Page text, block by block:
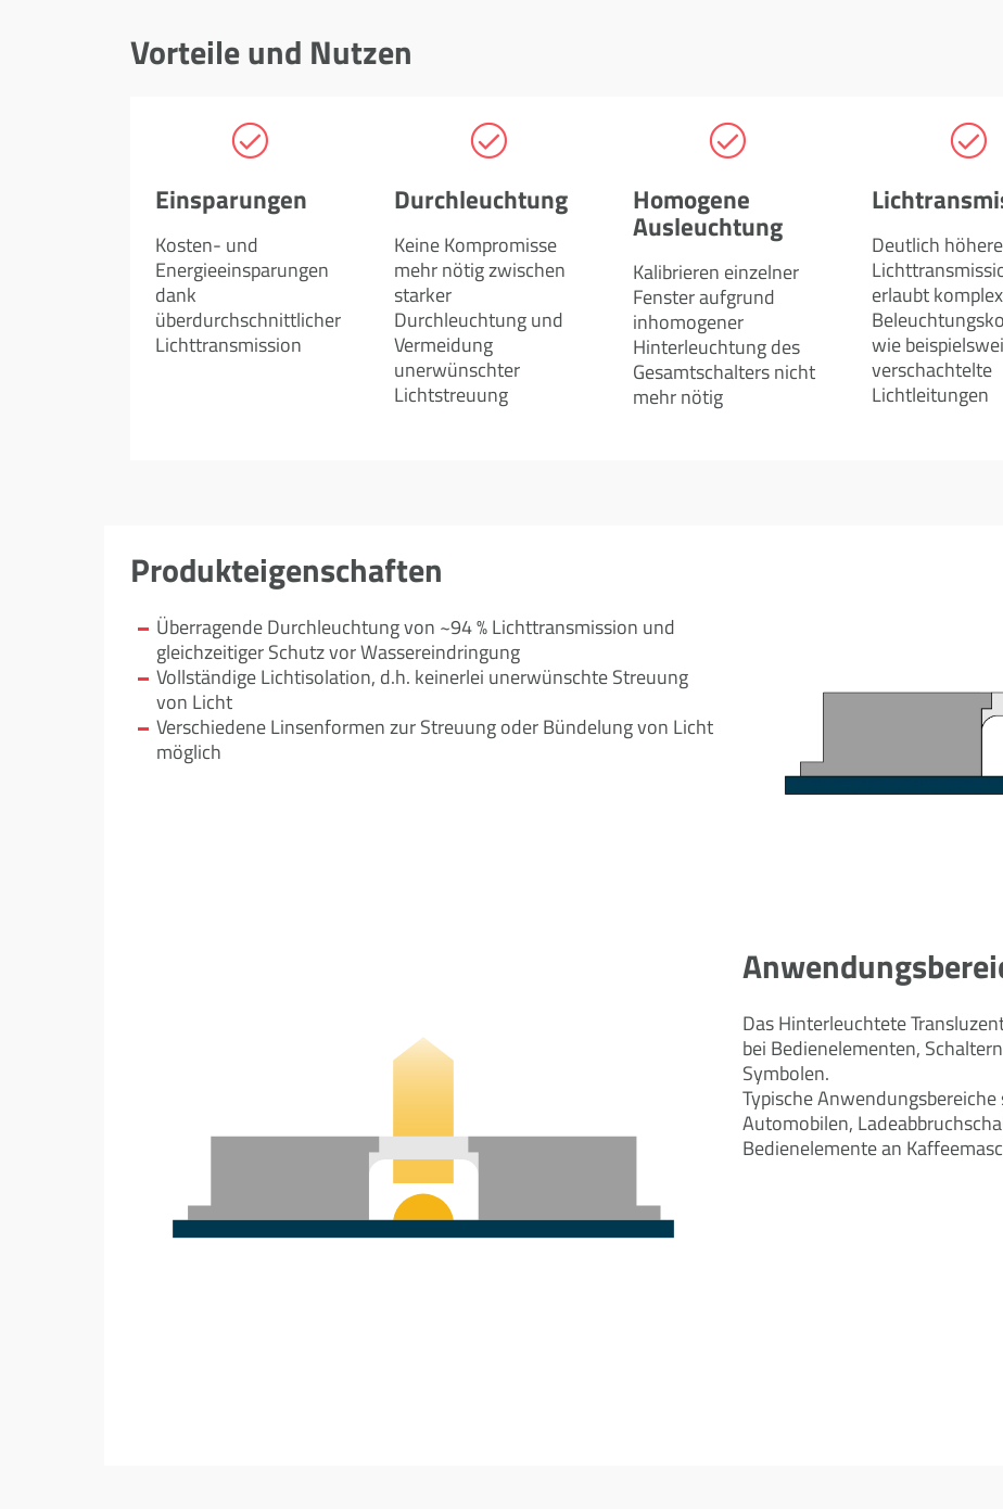
Vorteile und Nutzen
Einsparungen
Kosten- und
Energieeinsparungen
dank
überdurchschnittlicher
Lichttransmission
Durchleuchtung
Keine Kompromisse
mehr nötig zwischen
starker
Durchleuchtung und
Vermeidung
unerwünschter
Lichtstreuung
Homogene
Ausleuchtung
Kalibrieren einzelner
Fenster aufgrund
inhomogener
Hinterleuchtung des
Gesamtschalters nicht
mehr nötig
Deutlich höhere
erlaubt
wie
verschachtelte
Lichtleitungen
Produkteigenschaften
Überragende Durchleuchtung von ~94 % Lichttransmission und
gleichzeitiger Schutz vor Wassereindringung
Vollständige Lichtisolation, d.h. keinerlei unerwünschte Streuung
von Licht
Verschiedene Linsenformen zur Streuung oder Bündelung von Licht
möglich
Das Hinterleuchtete
bei Bedienelementen,
Symbolen.
Typische
Automobilen,
Bedienelemente an